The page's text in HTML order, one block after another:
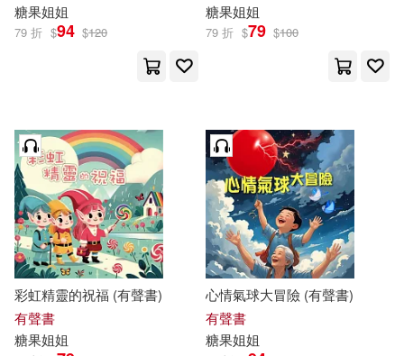
糖果姐姐
79 折 $94 $120
糖果姐姐
79 折 $79 $100
彩虹精靈的祝福 (有聲書)
有聲書
糖果姐姐
心情氣球大冒險 (有聲書)
有聲書
糖果姐姐